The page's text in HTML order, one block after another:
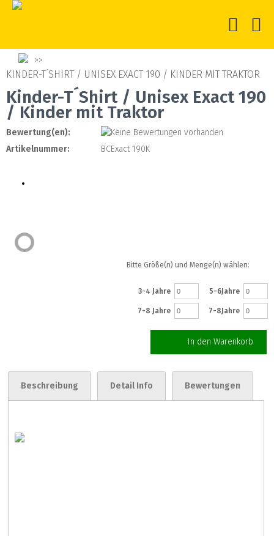
KINDER-T´SHIRT / UNISEX EXACT 190 / KINDER MIT TRAKTOR
Kinder-T´Shirt / Unisex Exact 190
/ Kinder mit Traktor
Bewertung(en):
Artikelnummer:
BCExact 190K
Bitte Größe(n) und Menge(n) wählen:
3-4 Jahre 5-6Jahre
7-8 Jahre 7-8Jahre
In den Warenkorb
Beschreibung Detail Info Bewertungen